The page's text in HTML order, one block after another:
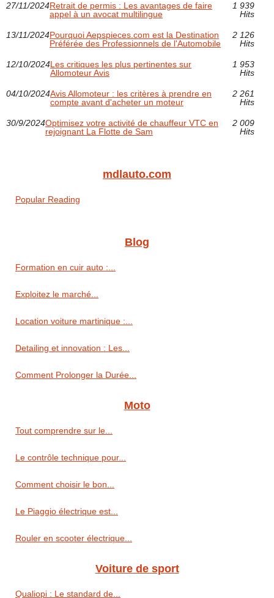
27/11/2024Retrait de permis : Les avantages de faire
appel à un avocat multilingue
1 939
Hits
13/11/2024Pourquoi Aepspieces.com est la Destination
Préférée des Professionnels de l'Automobile
2 126
Hits
12/10/2024Les critiques les plus pertinentes sur
Allomoteur Avis
1 953
Hits
04/10/2024Avis Allomoteur : les critères à prendre en
compte avant d'acheter un moteur
2 261
Hits
30/9/2024Optimisez votre activité de chauffeur VTC en
rejoignant La Flotte de Sam
2 009
Hits
mdlauto.com
Popular Reading
Blog
Formation en cuir auto :...
Exploitez le marché...
Location voiture martinique :...
Detailing et innovation : Les...
Comment Prolonger la Durée...
Moto
Tout comprendre sur le...
Le contrôle technique pour...
Comment choisir le bon...
Le Piaggio électrique est...
Rouler en scooter électrique...
Voiture de sport
Qualiopi : Le standard de...